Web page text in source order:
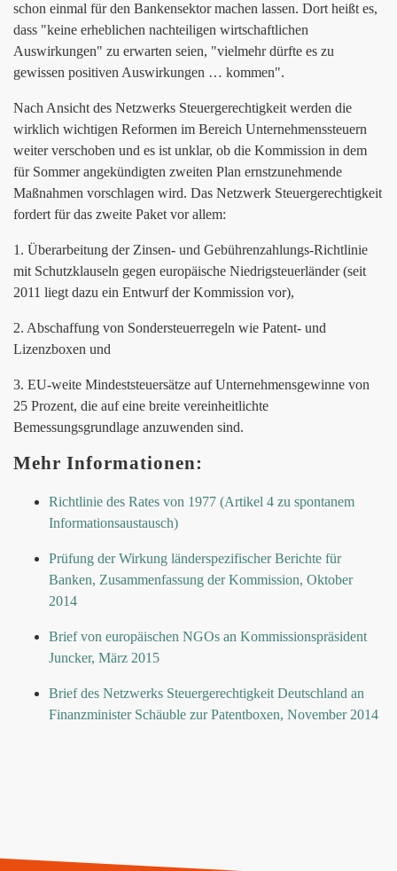
schon einmal für den Bankensektor machen lassen. Dort heißt es,
dass "keine erheblichen nachteiligen wirtschaftlichen
Auswirkungen" zu erwarten seien, "vielmehr dürfte es zu
gewissen positiven Auswirkungen … kommen".
Nach Ansicht des Netzwerks Steuergerechtigkeit werden die
wirklich wichtigen Reformen im Bereich Unternehmenssteuern
weiter verschoben und es ist unklar, ob die Kommission in dem
für Sommer angekündigten zweiten Plan ernstzunehmende
Maßnahmen vorschlagen wird. Das Netzwerk Steuergerechtigkeit
fordert für das zweite Paket vor allem:
1. Überarbeitung der Zinsen- und Gebührenzahlungs-Richtlinie
mit Schutzklauseln gegen europäische Niedrigsteuerländer (seit
2011 liegt dazu ein Entwurf der Kommission vor),
2. Abschaffung von Sondersteuerregeln wie Patent- und
Lizenzboxen und
3. EU-weite Mindeststeuersätze auf Unternehmensgewinne von
25 Prozent, die auf eine breite vereinheitlichte
Bemessungsgrundlage anzuwenden sind.
Mehr Informationen:
Richtlinie des Rates von 1977 (Artikel 4 zu spontanem
Informationsaustausch)
Prüfung der Wirkung länderspezifischer Berichte für
Banken, Zusammenfassung der Kommission, Oktober
2014
Brief von europäischen NGOs an Kommissionspräsident
Juncker, März 2015
Brief des Netzwerks Steuergerechtigkeit Deutschland an
Finanzminister Schäuble zur Patentboxen, November 2014